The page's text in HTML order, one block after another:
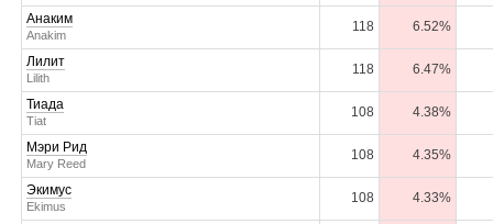
Анаким
Anakim
118 6.52%
Лилит
Lilith
118 6.47%
Тиада
Tiat
108 4.38%
Мэри Рид
Mary Reed
108 4.35%
Экимус
Ekimus
108 4.33%